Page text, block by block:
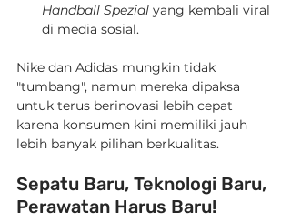
Handball Spezial yang kembali viral
di media sosial.
Nike dan Adidas mungkin tidak
"tumbang", namun mereka dipaksa
untuk terus berinovasi lebih cepat
karena konsumen kini memiliki jauh
lebih banyak pilihan berkualitas.
Sepatu Baru, Teknologi Baru,
Perawatan Harus Baru!